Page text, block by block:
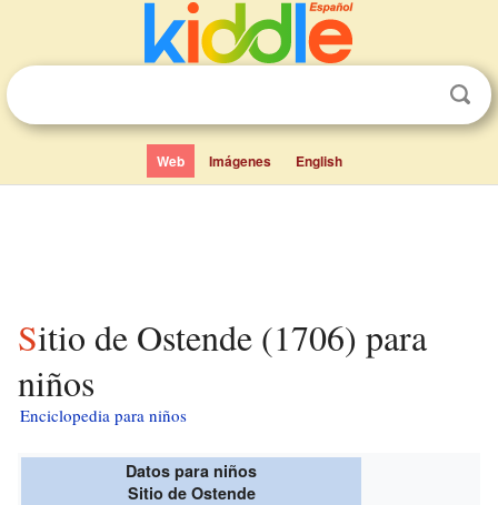
Web Imágenes English
Sitio de Ostende (1706) para
niños
Enciclopedia para niños
Datos para niños
Sitio de Ostende